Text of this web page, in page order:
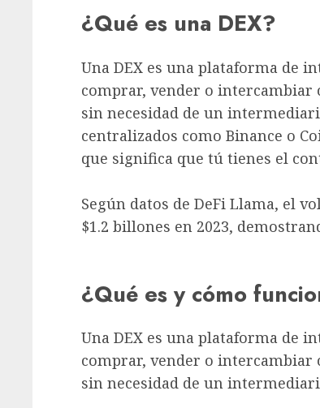
¿Qué es una DEX?
Una DEX es una plataforma de
comprar, vender o
sin necesidad de un
centralizados como Binance o
que significa que tú tienes el
Según datos de DeFi Llama, el
$1.2 billones en 2023,
¿Qué es y cómo
Una DEX es una plataforma de
comprar, vender o
sin necesidad de un